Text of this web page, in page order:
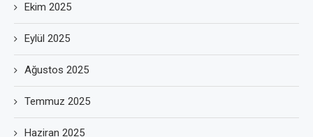
Ekim 2025
Eylül 2025
Ağustos 2025
Temmuz 2025
Haziran 2025